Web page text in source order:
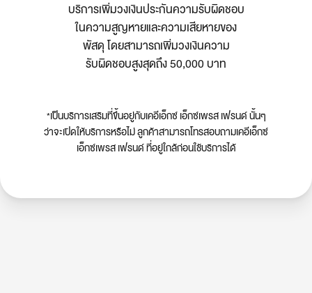
บริการเพิ่มวงเงินประกันความรับผิดชอบ
ในความสูญหายและความเสียหายของ
พัสดุ โดยสามารถเพิ่มวงเงินความ
รับผิดชอบสูงสุดถึง 50,000 บาท
*เป็นบริการเสริมที่ขึ้นอยู่กับเคอีเอ็กซ์ เอ็กซ์เพรส เฟรนด์ นั้นๆ
ว่าจะเปิดให้บริการหรือไม่ ลูกค้าสามารถโทรสอบถามเคอีเอ็กซ์
เอ็กซ์เพรส เฟรนด์ ที่อยู่ใกล้ก่อนใช้บริการได้